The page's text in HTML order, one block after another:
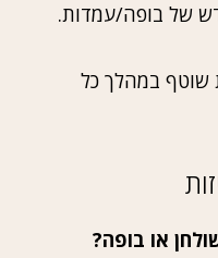
של בופה/עמדות.
שוטף במהלך כל
או בופה?